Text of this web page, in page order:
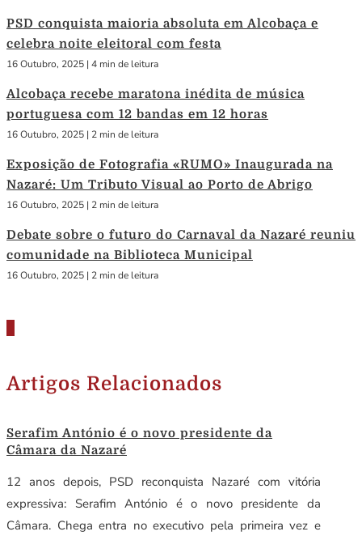
PSD conquista maioria absoluta em Alcobaça e
celebra noite eleitoral com festa
16 Outubro, 2025 | 4 min de leitura
Alcobaça recebe maratona inédita de música
portuguesa com 12 bandas em 12 horas
16 Outubro, 2025 | 2 min de leitura
Exposição de Fotografia «RUMO» Inaugurada na
Nazaré: Um Tributo Visual ao Porto de Abrigo
16 Outubro, 2025 | 2 min de leitura
Debate sobre o futuro do Carnaval da Nazaré reuniu
comunidade na Biblioteca Municipal
16 Outubro, 2025 | 2 min de leitura
Artigos Relacionados
Serafim António é o novo presidente da
Câmara da Nazaré
12 anos depois, PSD reconquista Nazaré com vitória
expressiva: Serafim António é o novo presidente da
Câmara. Chega entra no executivo pela primeira vez e